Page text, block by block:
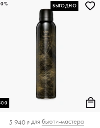
ВЫГОДНО
5 940 ₽ для бьюти-мастера